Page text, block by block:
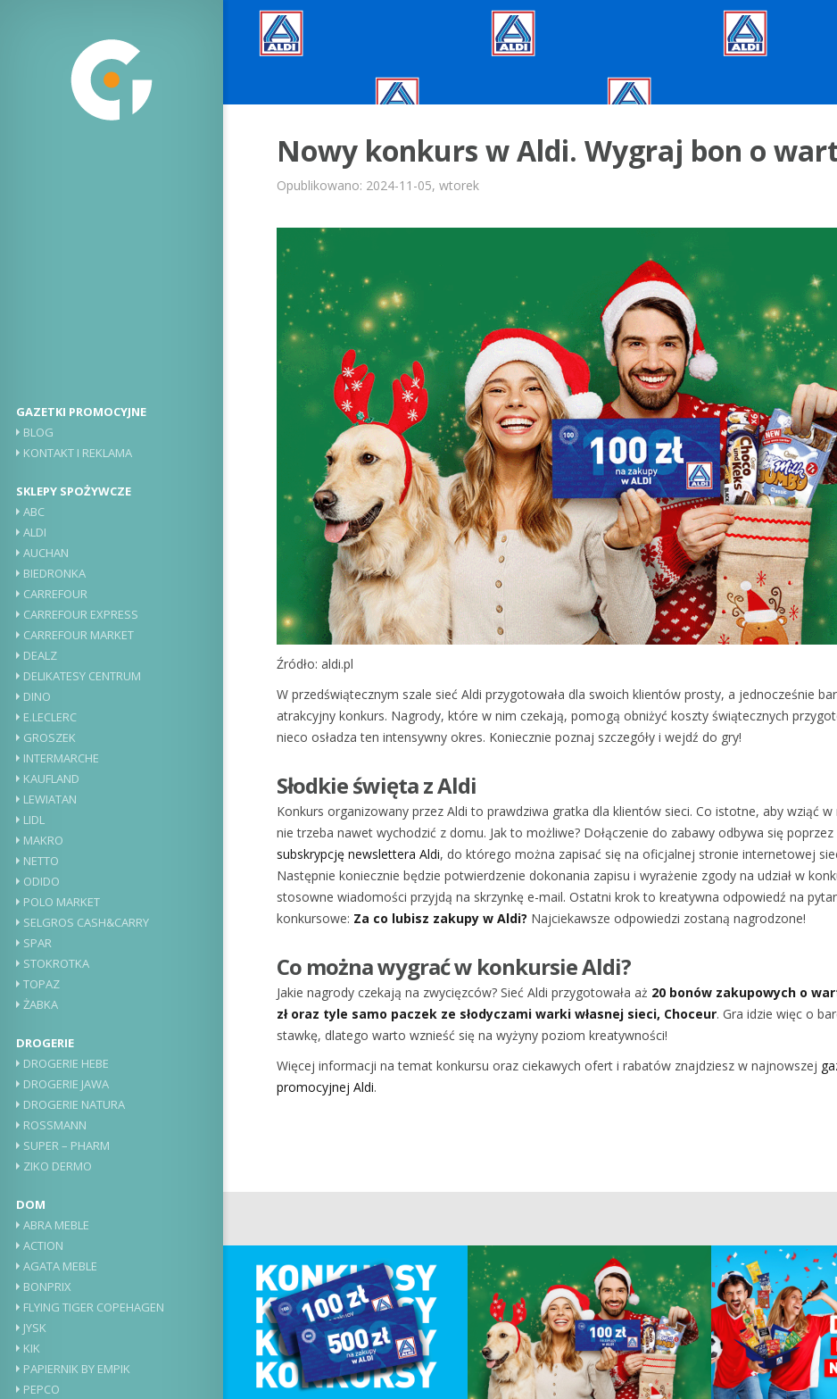
GAZETKI PROMOCYJNE
BLOG
KONTAKT I REKLAMA
SKLEPY SPOŻYWCZE
ABC
ALDI
AUCHAN
BIEDRONKA
CARREFOUR
CARREFOUR EXPRESS
CARREFOUR MARKET
DEALZ
DELIKATESY CENTRUM
DINO
E.LECLERC
GROSZEK
INTERMARCHE
KAUFLAND
LEWIATAN
LIDL
MAKRO
NETTO
ODIDO
POLO MARKET
SELGROS CASH&CARRY
SPAR
STOKROTKA
TOPAZ
ŻABKA
DROGERIE
DROGERIE HEBE
DROGERIE JAWA
DROGERIE NATURA
ROSSMANN
SUPER – PHARM
ZIKO DERMO
DOM
ABRA MEBLE
ACTION
AGATA MEBLE
BONPRIX
FLYING TIGER COPEHAGEN
JYSK
KIK
PAPIERNIK BY EMPIK
PEPCO
Nowy konkurs w Aldi. Wygraj bon o
Opublikowano: 2024-11-05, wtorek
Źródło: aldi.pl
W przedświątecznym szale sieć Aldi przygotowała dla swoich klientów prosty, a jednocześnie
atrakcyjny konkurs. Nagrody, które w nim czekają, pomogą obniżyć koszty świątecznych
nieco osładza ten intensywny okres. Koniecznie poznaj szczegóły i wejdź do gry!
Słodkie święta z Aldi
Konkurs organizowany przez Aldi to prawdziwa gratka dla klientów sieci. Co istotne, aby wziąć w
nie trzeba nawet wychodzić z domu. Jak to możliwe? Dołączenie do zabawy odbywa się poprzez
subskrypcję newslettera Aldi, do którego można zapisać się na oficjalnej stronie internetowej
Następnie koniecznie będzie potwierdzenie dokonania zapisu i wyrażenie zgody na udział w
stosowne wiadomości przyjdą na skrzynkę e-mail. Ostatni krok to kreatywna odpowiedź na
konkursowe: Za co lubisz zakupy w Aldi? Najciekawsze odpowiedzi zostaną nagrodzone!
Co można wygrać w konkursie Aldi?
Jakie nagrody czekają na zwycięzców? Sieć Aldi przygotowała aż 20 bonów zakupowych o
zł oraz tyle samo paczek ze słodyczami warki własnej sieci, Choceur. Gra idzie więc o
stawkę, dlatego warto wznieść się na wyżyny poziom kreatywności!
Więcej informacji na temat konkursu oraz ciekawych ofert i rabatów znajdziesz w najnowszej
promocyjnej Aldi.